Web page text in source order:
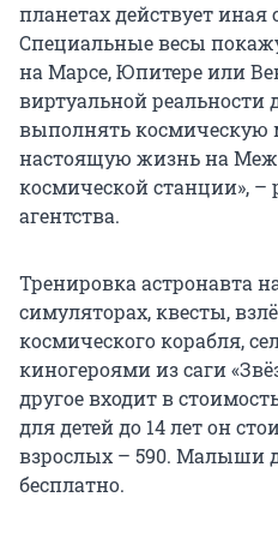
планетах действует иная
Специальные весы
на Марсе, Юпитере или
виртуальной реальности
выполнять
настоящую жизнь на
космической станции», –
агентства.
Тренировка астронавта
симуляторах, квесты,
космического корабля,
киногероями из саги
другое входит в
для детей до 14 лет он
взрослых – 590. Малыши
бесплатно.